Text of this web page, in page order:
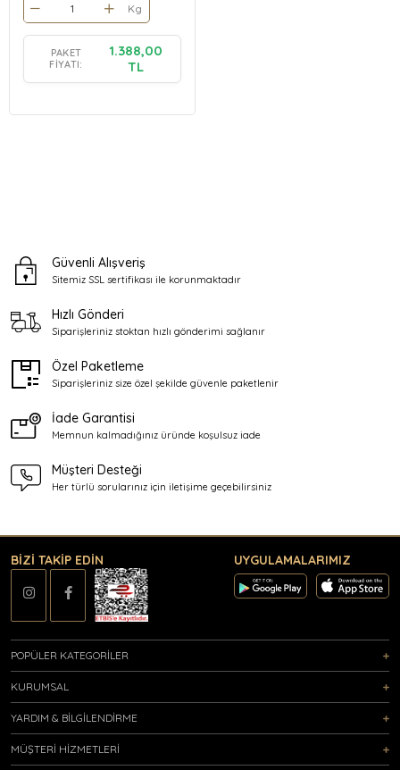
Kg
PAKET
FIYATI:
1.388,00
TL
Güvenli Alışveriş
Sitemiz SSL sertifikası ile korunmaktadır
Hızlı Gönderi
Siparişleriniz stoktan hızlı gönderimi sağlanır
Özel Paketleme
Siparişleriniz size özel şekilde güvenle paketlenir
İade Garantisi
Memnun kalmadığınız üründe koşulsuz iade
Müşteri Desteği
Her türlü sorularınız için iletişime geçebilirsiniz
BİZİ TAKİP EDİN UYGULAMALARIMIZ
POPÜLER KATEGORİLER
KURUMSAL
YARDIM & BİLGİLENDİRME
MÜŞTERİ HİZMETLERİ